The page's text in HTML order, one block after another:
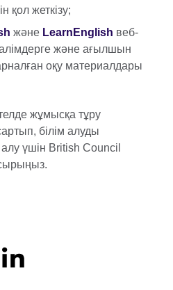
қол жеткізу;
және LearnEnglish веб-
және ағылшын
оқу материалдары
жұмысқа тұру
білім алуды
үшін British Council